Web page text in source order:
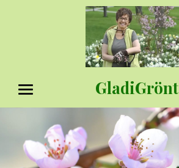
GladiGrönt
MENY